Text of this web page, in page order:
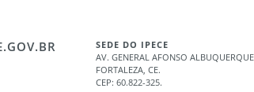
SEDE DO IPECE
AV. GENERAL AFONSO
FORTALEZA, CE.
CEP: 60.822-325.